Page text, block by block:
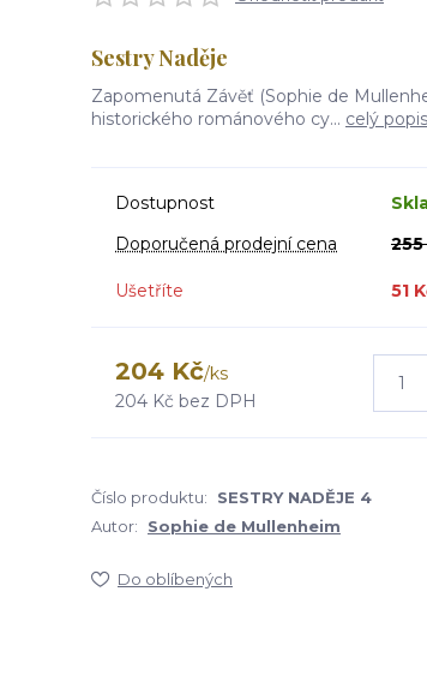
Sestry Naděje
Zapomenutá Závěť (Sophie de
historického románového cy... celý popis
Dostupnost
Doporučená prodejní cena
255
Ušetříte 51
204 Kč/ks
204 Kč bez DPH
Číslo produktu: SESTRY NADĚJE 4
Autor:
Sophie de Mullenheim
Do oblíbených